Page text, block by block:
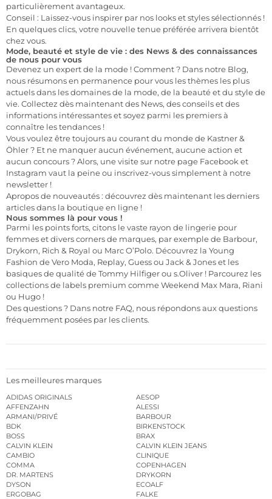
particulièrement avantageux.
Conseil : Laissez-vous inspirer par nos looks et styles sélectionnés !
En quelques clics, votre nouvelle tenue préférée arrivera bientôt
chez vous.
Mode, beauté et style de vie : des News & des connaissances
de nous pour vous
Devenez un expert de la mode ! Comment ? Dans notre Blog,
nous résumons en permanence pour vous les thèmes les plus
actuels dans les domaines de la mode, de la beauté et du style de
vie. Collectez dès maintenant des News, des conseils et des
informations intéressantes et soyez parmi les premiers à
connaître les tendances !
Vous voulez être toujours au courant du monde de Kastner &
Öhler ? Et ne manquer aucun événement, aucune action et
aucun concours ? Alors, une visite sur notre page Facebook et
Instagram vaut la peine ou inscrivez-vous simplement à notre
newsletter !
Apropos de nouveautés : découvrez dès maintenant les derniers
articles dans la boutique en ligne !
Nous sommes là pour vous !
Parmi les points forts, citons le vaste rayon de lingerie pour
femmes et divers corners de marques, par exemple de Barbour,
Drykorn, Rich & Royal ou Marc O’Polo. Découvrez la Young
Fashion de Vero Moda, Replay, Guess ou Jack & Jones et les
basiques de qualité de Tommy Hilfiger ou s.Oliver ! Parcourez les
collections de labels premium comme Weekend Max Mara, Riani
ou Hugo !
Des questions ? Dans notre FAQ, nous répondons aux questions
fréquemment posées par les clients.
Les meilleures marques
ADIDAS ORIGINALS
AESOP
AFFENZAHN
ALESSI
ARMANI/PRIVÉ
BARBOUR
BDK
BIRKENSTOCK
BOSS
BRAX
CALVIN KLEIN
CALVIN KLEIN JEANS
CAMBIO
CLINIQUE
COMMA
COPENHAGEN
DR. MARTENS
DRYKORN
DYSON
ECOALF
ERGOBAG
FALKE